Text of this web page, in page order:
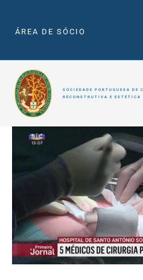
contentÁREA DE SÓCIO
SOCIEDADE PORTUGUESA DE
RECONSTRUTIVA E ESTÉTICA